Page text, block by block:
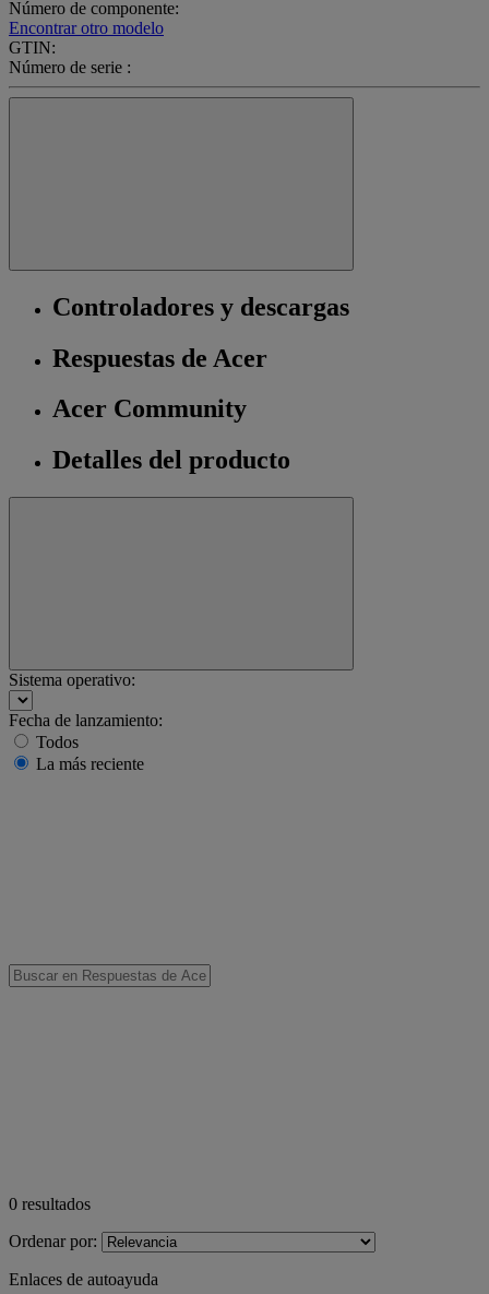
Número de componente:
Encontrar otro modelo
GTIN:
Número de serie :
Controladores y descargas
Respuestas de Acer
Acer Community
Detalles del producto
Sistema operativo:
Fecha de lanzamiento:
Todos
La más reciente
0 resultados
Ordenar por:
Enlaces de autoayuda